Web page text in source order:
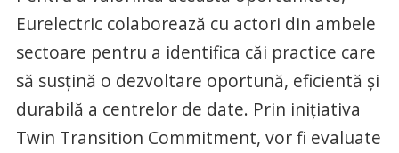
Eurelectric colaborează cu actori din ambele
sectoare pentru a identifica căi practice care
să susțină o dezvoltare oportună, eficientă și
durabilă a centrelor de date. Prin inițiativa
Twin Transition Commitment, vor fi evaluate